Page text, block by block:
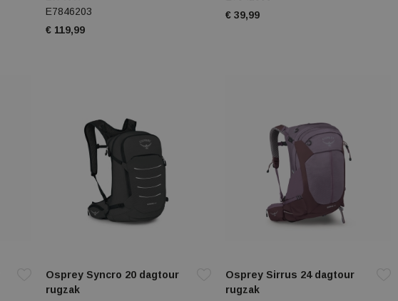
E7846203
€ 119,99
€ 39,99
Osprey Syncro 20 dagtour
rugzak
Osprey Sirrus 24 dagtour
rugzak